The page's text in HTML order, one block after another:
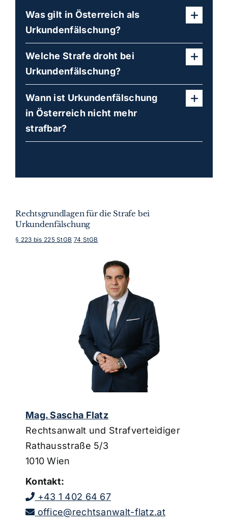
Was gilt in Österreich als
Urkundenfälschung?
Welche Strafe droht bei
Urkundenfälschung?
Wann ist Urkundenfälschung
in Österreich nicht mehr
strafbar?
Rechtsgrundlagen für die Strafe bei
Urkundenfälschung
§ 223 bis 225 StGB 74 StGB
Mag. Sascha Flatz
Rechtsanwalt und Strafverteidiger
Rathausstraße 5/3
1010 Wien
Kontakt:
+43 1 402 64 67
office@rechtsanwalt-flatz.at